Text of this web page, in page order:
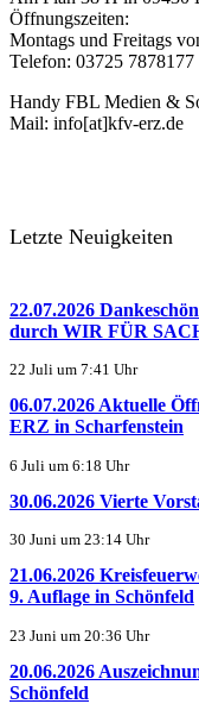
Öffnungszeiten:
Montags und Freitags
Telefon: 03725 7878177
Handy FBL Medien &
Mail: info[at]kfv-erz.de
Letzte Neuigkeiten
22.07.2026
durch WIR FÜR
22 Juli um 7:41 Uhr
06.07.2026 Aktuelle
ERZ in Scharfenstein
6 Juli um 6:18 Uhr
30.06.2026 Vierte
30 Juni um 23:14 Uhr
21.06.2026
9. Auflage in Schönfeld
23 Juni um 20:36 Uhr
20.06.2026
Schönfeld